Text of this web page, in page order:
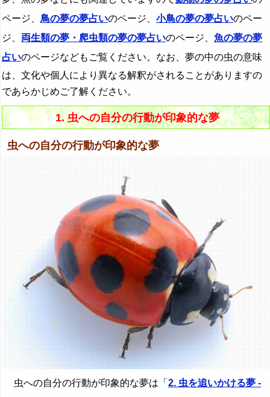
ページ、 鳥の夢の夢占いのページ、 小鳥の夢の夢占いのペー
ジ、 両生類の夢・爬虫類の夢の夢占いのページ、 魚の夢の夢
占いのページなどもご覧ください。なお、夢の中の虫の意味
は、文化や個人により異なる解釈がされることがありますの
であらかじめご了解ください。
1. 虫への自分の行動が印象的な夢
虫への自分の行動が印象的な夢
虫への自分の行動が印象的な夢は「 2. 虫を追いかける夢 -